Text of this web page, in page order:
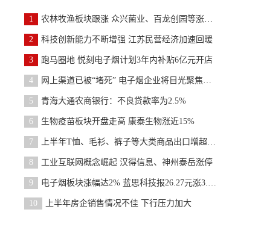
1 农林牧渔板块跟涨 众兴菌业、百龙创园等涨超5%
2 科技创新能力不断增强 江苏民营经济加速回暖
3 跑马圈地 悦刻电子烟计划3年内补贴6亿元开店
4 网上渠道已被“堵死” 电子烟企业将目光聚焦在线下
5 青海大通农商银行：不良贷款率为2.5%
6 生物疫苗板块开盘走高 康泰生物涨近15%
7 上半年T恤、毛衫、裤子等大类商品出口增超40%
8 工业互联网概念崛起 汉得信息、神州泰岳涨停
9 电子烟板块涨幅达2% 蓝思科技报26.27元涨3.96%
10 上半年房企销售情况不佳 下行压力加大